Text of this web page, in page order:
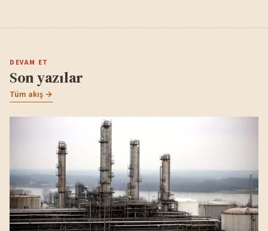
DEVAM ET
Son yazılar
Tüm akış →